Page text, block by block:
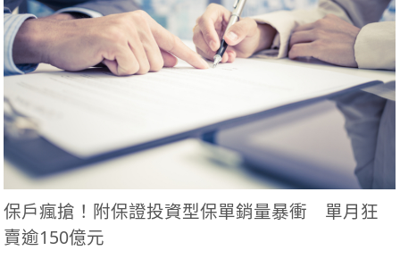
保戶瘋搶！附保證投資型保單銷量暴衝 單月狂
賣逾150億元